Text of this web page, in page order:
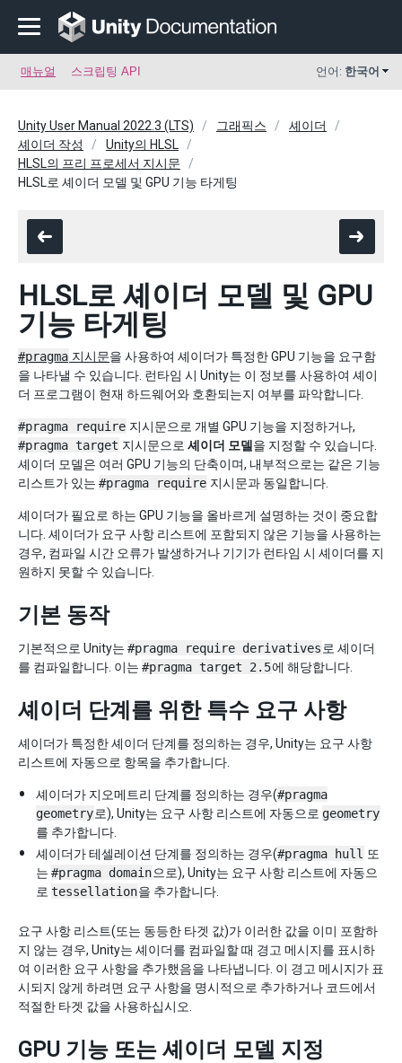
매뉴얼 스크립팅 API 언어: 한국어
Unity User Manual 2022.3 (LTS) 그래픽스
셰이더
셰이더 작성
Unity의 HLSL
HLSL의 프리 프로세서 지시문
HLSL로 셰이더 모델 및 GPU 기능 타게팅
HLSL로 셰이더 모델 및 GPU
기능 타게팅
#pragma 지시문을 사용하여 셰이더가 특정한 GPU 기능을 요구함
을 나타낼 수 있습니다. 런타임 시 Unity는 이 정보를 사용하여 셰이
더 프로그램이 현재 하드웨어와 호환되는지 여부를 파악합니다.
#pragma require 지시문으로 개별 GPU 기능을 지정하거나,
#pragma target 지시문으로 셰이더 모델 을 지정할 수 있습니다.
셰이더 모델은 여러 GPU 기능의 단축이며, 내부적으로는 같은 기능
리스트가 있는 #pragma require 지시문과 동일합니다.
셰이더가 필요로 하는 GPU 기능을 올바르게 설명하는 것이 중요합
니다. 셰이더가 요구 사항 리스트에 포함되지 않은 기능을 사용하는
경우, 컴파일 시간 오류가 발생하거나 기기가 런타임 시 셰이더를 지
원하지 못할 수 있습니다.
기본 동작
기본적으로 Unity는 #pragma require derivatives 로 셰이더
를 컴파일합니다. 이는 #pragma target 2.5에 해당합니다.
셰이더 단계를 위한 특수 요구 사항
셰이더가 특정한 셰이더 단계를 정의하는 경우, Unity는 요구 사항
리스트에 자동으로 항목을 추가합니다.
셰이더가 지오메트리 단계를 정의하는 경우(#pragma
geometry로), Unity는 요구 사항 리스트에 자동으로 geometry
를 추가합니다.
셰이더가 테셀레이션 단계를 정의하는 경우(#pragma hull 또
는 #pragma domain으로), Unity는 요구 사항 리스트에 자동으
로 tessellation을 추가합니다.
요구 사항 리스트(또는 동등한 타겟 값)가 이러한 값을 이미 포함하
지 않는 경우, Unity는 셰이더를 컴파일할 때 경고 메시지를 표시하
여 이러한 요구 사항을 추가했음을 나타냅니다. 이 경고 메시지가 표
시되지 않게 하려면 요구 사항을 명시적으로 추가하거나 코드에서
적절한 타겟 값을 사용하십시오.
GPU 기능 또는 셰이더 모델 지정